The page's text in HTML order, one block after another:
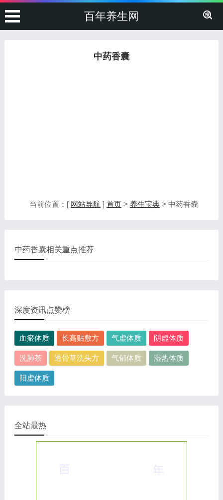
百年养生网
中药香囊
当前位置：[ 网站导航 ] 首页> 养生宝典> 中药香囊
中药香囊相关重点推荐
深度资讯点赞榜
血瘀体质 长高贴敷方 气虚体质 阴虚体质
洗肺茶 透骨草洗头方 气郁体质 湿热体质
阳虚体质
全站最热